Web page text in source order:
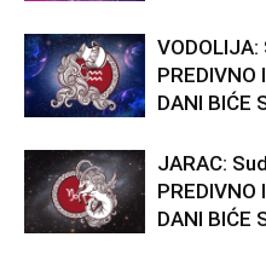
PREDIVNO
DANI BIĆE
JARAC:
PREDIVNO
DANI BIĆE